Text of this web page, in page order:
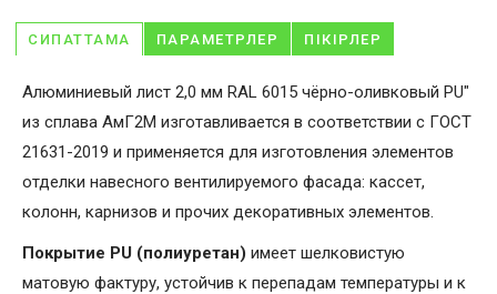
СИПАТТАМА ПАРАМЕТРЛЕР ПІКІРЛЕР
Алюминиевый лист 2,0 мм RAL 6015 чёрно-оливковый PU"
из сплава АмГ2М изготавливается в соответствии с ГОСТ
21631-2019 и применяется для изготовления элементов
отделки навесного вентилируемого фасада: кассет,
колонн, карнизов и прочих декоративных элементов.
Покрытие PU (полиуретан) имеет шелковистую
матовую фактуру, устойчив к перепадам температуры и к